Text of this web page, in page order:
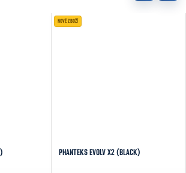
NOVÉ ZBOŽÍ
PHANTEKS EVOLV X2 (BLACK)